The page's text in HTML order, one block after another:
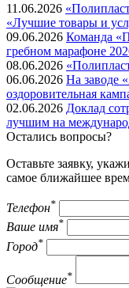
11.06.2026
«Лучшие товары и
09.06.2026 Команда
гребном марафоне
08.06.2026
06.06.2026 На заводе
оздоровительная
02.06.2026 Доклад
лучшим на
Остались вопросы?
Оставьте заявку,
самое ближайшее
Телефон*
Ваше имя*
Город*
Сообщение*